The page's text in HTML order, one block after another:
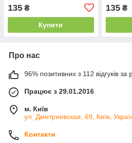
135 ₴
Купити
135₴
Про нас
96% позитивних з 112 відгуків за
Працює з 29.01.2016
м. Київ
ул. Дмитриевская, 69, Київ,
Контакти